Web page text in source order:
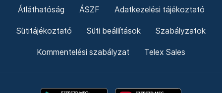
Átláthatóság ÁSZF Adatkezelési tájékoztató
Sütitájékoztató Süti beállítások Szabályzatok
Kommentelési szabályzat Telex Sales